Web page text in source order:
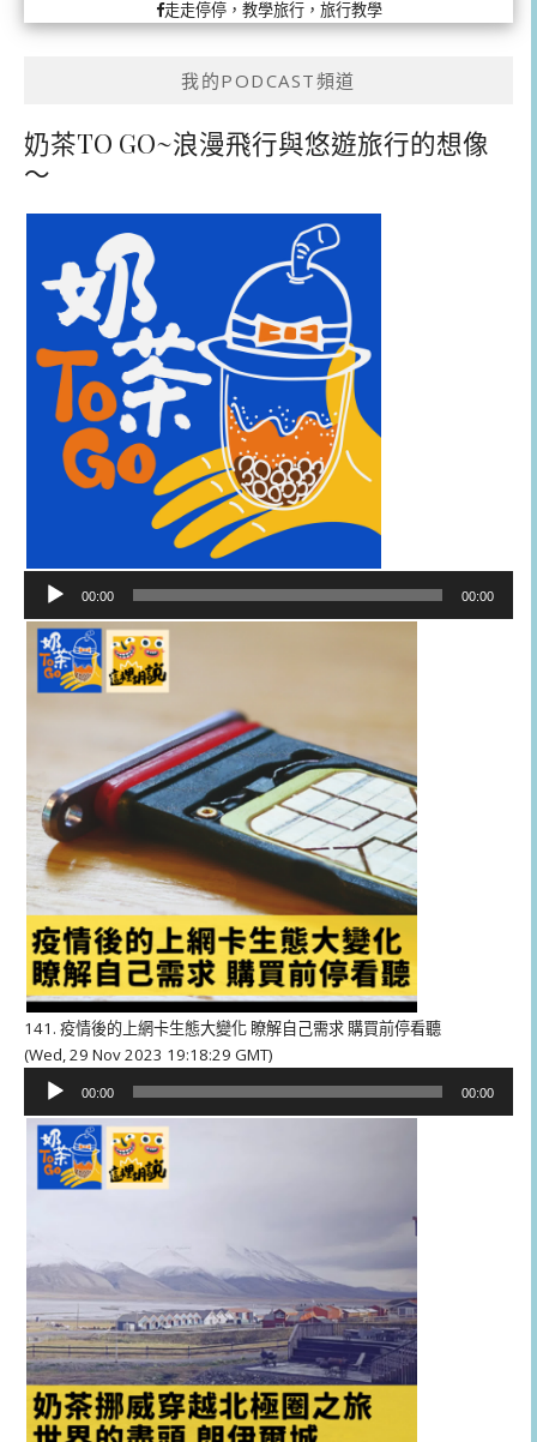
走走停停，教學旅行，旅行教學
我的PODCAST頻道
奶茶TO GO~浪漫飛行與悠遊旅行的想像
～
播
器
00:00 00:00
141. 疫情後的上網卡生態大變化 瞭解自己需求 購買前停看聽
(Wed, 29 Nov 2023 19:18:29 GMT)
播
器
00:00 00:00